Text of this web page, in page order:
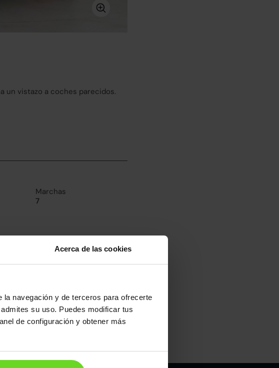
Acerca de las cookies
navegación y de terceros para ofrecerte
su uso. Puedes modificar tus
de configuración y obtener más
un vistazo a coches parecidos.
Marchas
7
Depósito
50l
Maletero
380l